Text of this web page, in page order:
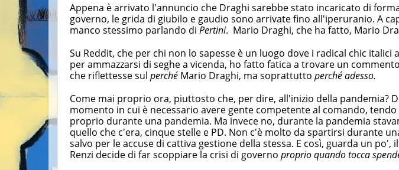
Appena è arrivato l'annuncio che Draghi sarebbe stato incaricato di
governo, le grida di giubilo e gaudio sono arrivate fino all'iperuranio. A
manco stessimo parlando di Pertini. Mario Draghi, che ha fatto, Mario
Su Reddit, che per chi non lo sapesse è un luogo dove i radical chic italici
per ammazzarsi di seghe a vicenda, ho fatto fatica a trovare un
che riflettesse sul perché Mario Draghi, ma soprattutto perché adesso.
Come mai proprio ora, piuttosto che, per dire, all'inizio della pandemia?
momento in cui è necessario avere gente competente al comando, tendo
proprio durante una pandemia. Ma invece no, durante la pandemia
quello che c'era, cinque stelle e PD. Non c'è molto da spartirsi durante
salvo per le accuse di cattiva gestione della stessa. E così, guarda un po',
Renzi decide di far scoppiare la crisi di governo proprio quando tocca